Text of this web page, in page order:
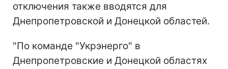
отключения также вводятся для
Днепропетровской и Донецкой областей.
"По команде "Укрэнерго" в
Днепропетровские и Донецкой областях